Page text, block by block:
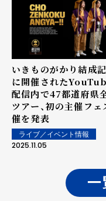
いきものがかり結成
に開催された
配信内で47都道府県
ツアー、初の主催フェ
催を発表
ライブ／イベント情報
2025.11.05
一